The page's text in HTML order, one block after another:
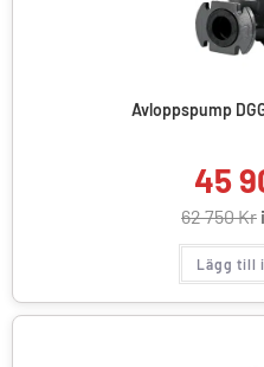
Avloppspump
45
62 750Kr
Lägg till